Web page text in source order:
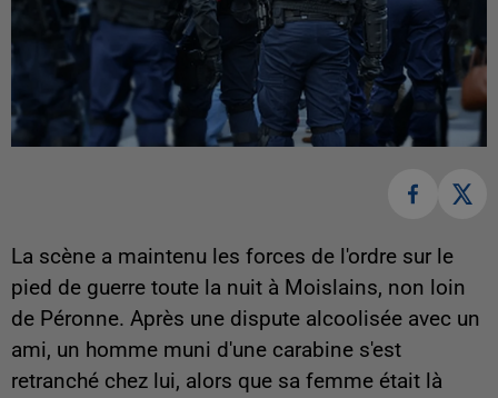
La scène a maintenu les forces de l'ordre sur le
pied de guerre toute la nuit à Moislains, non loin
de Péronne. Après une dispute alcoolisée avec un
ami, un homme muni d'une carabine s'est
retranché chez lui, alors que sa femme était là